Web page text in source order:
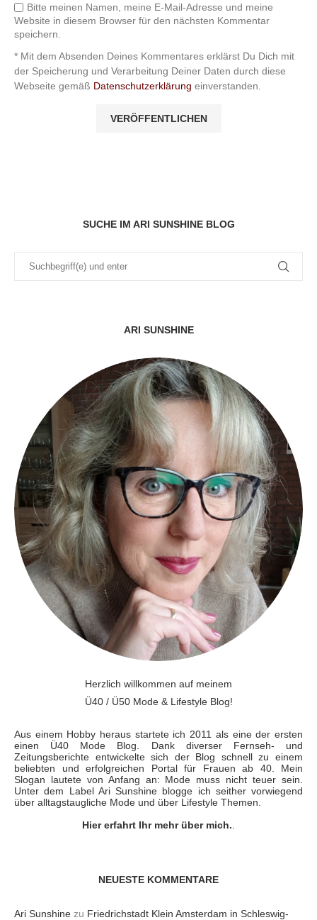
Bitte meinen Namen, meine E-Mail-Adresse und meine
Website in diesem Browser für den nächsten Kommentar
speichern.
* Mit dem Absenden Deines Kommentares erklärst Du Dich mit
der Speicherung und Verarbeitung Deiner Daten durch diese
Webseite gemäß Datenschutzerklärung einverstanden.
SUCHE IM ARI SUNSHINE BLOG
ARI SUNSHINE
Herzlich willkommen auf meinem
Ü40 / Ü50 Mode & Lifestyle Blog!
Aus einem Hobby heraus startete ich 2011 als eine der ersten
einen Ü40 Mode Blog. Dank diverser Fernseh- und
Zeitungsberichte entwickelte sich der Blog schnell zu einem
beliebten und erfolgreichen Portal für Frauen ab 40. Mein
Slogan lautete von Anfang an: Mode muss nicht teuer sein.
Unter dem Label Ari Sunshine blogge ich seither vorwiegend
über alltagstaugliche Mode und über Lifestyle Themen.
Hier erfahrt Ihr mehr über mich.
NEUESTE KOMMENTARE
Ari Sunshine zu Friedrichstadt Klein Amsterdam in Schleswig-